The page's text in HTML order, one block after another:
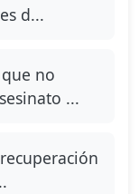
d...
no
...